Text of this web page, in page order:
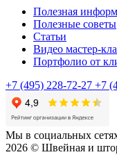
Полезная
Полезные советы
Статьи
Видео мастер-
Портфолио от
+7 (495) 228-72-27 +7
Мы в социальных
2026 © Швейная и